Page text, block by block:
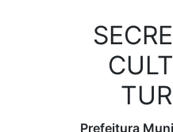
Prefeitura